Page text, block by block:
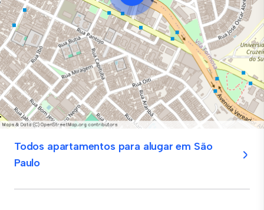
Todos apartamentos para alugar em São
Paulo